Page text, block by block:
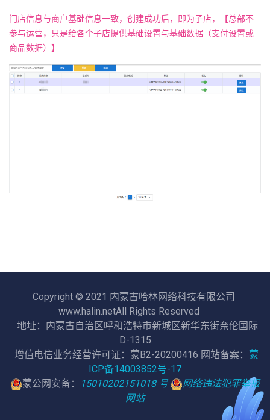
门店信息与商户基础信息一致，创建成功后，即为子店，【总部不
参与运营，只是给各个子店提供基础设置与基础数据（支付设置或
商品数据）】
Copyright © 2021 内蒙古哈林网络科技有限公司
www.halin.netAll Rights Reserved
地址：内蒙古自治区呼和浩特市新城区新华东街奈伦国际
D-1315
增值电信业务经营许可证：蒙B2-20200416 网站备案： 蒙
ICP备14003852号-17
蒙公网安备：
15010202151018 号
网络违法犯罪举报
网站